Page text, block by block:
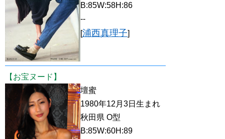
B:85W:58H:86
--
[浦西真理子]
【お宝ヌード】
壇蜜
1980年12月3日生まれ
秋田県 O型
B:85W:60H:89